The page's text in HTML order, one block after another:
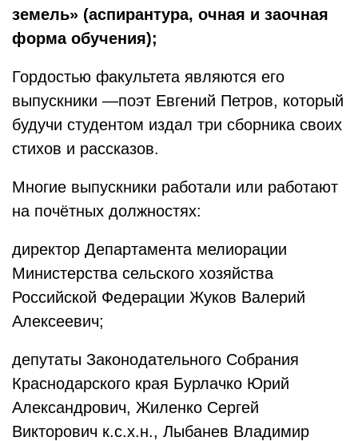
земель» (аспирантура, очная и заочная
форма обучения);
Гордостью факультета являются его
выпускники —поэт Евгений Петров, который
будучи студентом издал три сборника своих
стихов и рассказов.
Многие выпускники работали или работают
на почётных должностях:
директор Департамента мелиорации
Министерства сельского хозяйства
Российской Федерации Жуков Валерий
Алексеевич;
депутаты Законодательного Собрания
Краснодарского края Бурлачко Юрий
Александрович, Жиленко Сергей
Викторович к.с.х.н., Лыбанев Владимир